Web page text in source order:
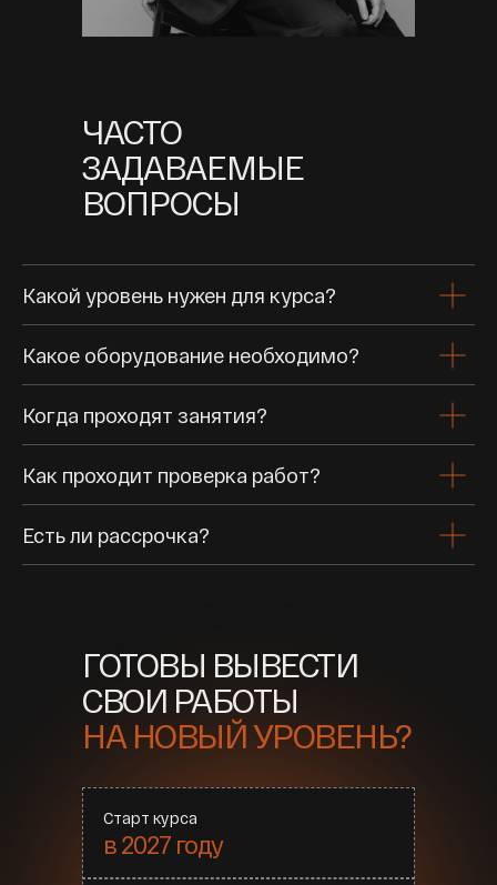
ЧАСТО
ЗАДАВАЕМЫЕ
ВОПРОСЫ
Какой уровень нужен для курса?
Какое оборудование необходимо?
Когда проходят занятия?
Как проходит проверка работ?
Есть ли рассрочка?
в 2027 году
Старт курса
ГОТОВЫ ВЫВЕСТИ
СВОИ РАБОТЫ
НА НОВЫЙ УРОВЕНЬ?